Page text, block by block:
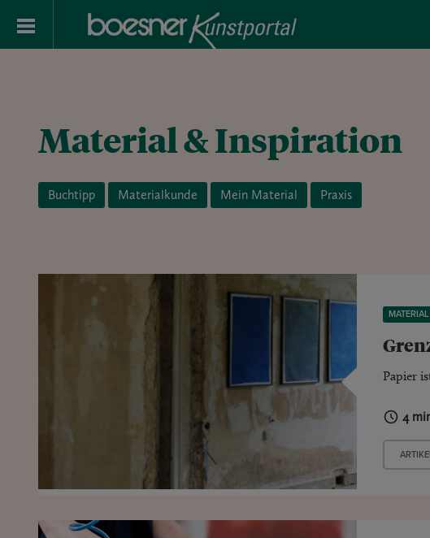
Material & Inspiration
Buchtipp Materialkunde Mein Material Praxis
Papier
4